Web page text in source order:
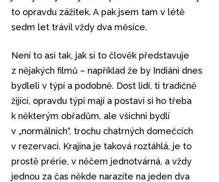
to opravdu zážitek. A pak jsem tam v létě
sedm let trávil vždy dva měsíce.
Není to asi tak, jak si to člověk představuje
z nějakých filmů – například že by Indiáni dnes
bydleli v týpí a podobně. Dost lidí, ti tradičně
žijící, opravdu týpí mají a postaví si ho třeba
k některým obřadům, ale všichni bydlí
v „normálních“, trochu chatrných domečcích
v rezervaci. Krajina je taková roztáhlá, je to
prostě prérie, v něčem jednotvárná, a vždy
jednou za čas někde narazíte na jeden dva